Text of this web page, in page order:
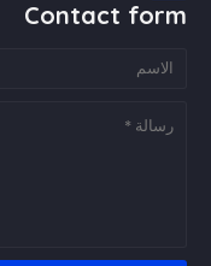
Contact form